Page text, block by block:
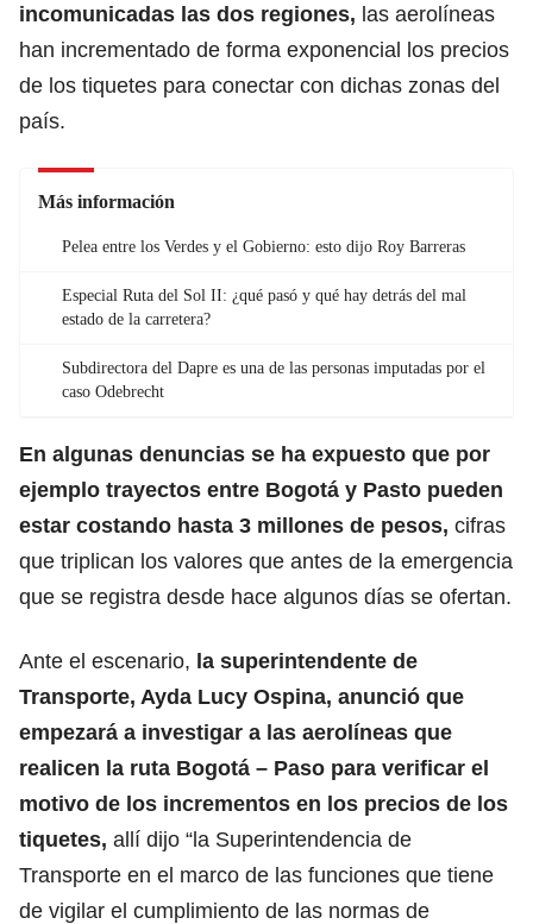
incomunicadas las dos regiones, las aerolíneas
han incrementado de forma exponencial los precios
de los tiquetes para conectar con dichas zonas del
país.
Más información
Pelea entre los Verdes y el Gobierno: esto dijo Roy Barreras
Especial Ruta del Sol II: ¿qué pasó y qué hay detrás del mal
estado de la carretera?
Subdirectora del Dapre es una de las personas imputadas por el
caso Odebrecht
En algunas denuncias se ha expuesto que por
ejemplo trayectos entre Bogotá y Pasto pueden
estar costando hasta 3 millones de pesos, cifras
que triplican los valores que antes de la emergencia
que se registra desde hace algunos días se ofertan.
Ante el escenario, la superintendente de
Transporte, Ayda Lucy Ospina, anunció que
empezará a investigar a las aerolíneas que
realicen la ruta Bogotá – Paso para verificar el
motivo de los incrementos en los precios de los
tiquetes, allí dijo “la Superintendencia de
Transporte en el marco de las funciones que tiene
de vigilar el cumplimiento de las normas de